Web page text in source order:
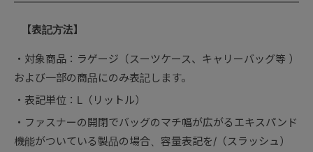
【表記方法】
対象商品：ラゲージ（スーツケース、キャリーバッグ等 ）
および一部の商品にのみ表記します。
表記単位：L（リットル）
ファスナーの開閉でバッグのマチ幅が広がるエキスパンド
機能がついている製品の場合、容量表記を/（スラッシュ）